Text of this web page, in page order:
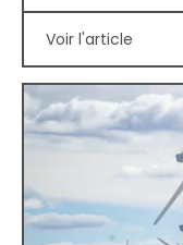
Voir l'article